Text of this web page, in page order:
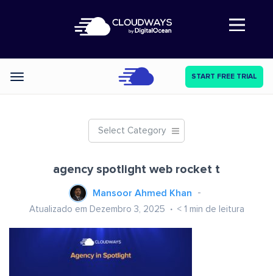
Abre a navegação
Categories START FREE TRIAL
Select Category
agency spotlight web rocket t
Mansoor Ahmed Khan
Atualizado em Dezembro 3, 2025 < 1 min de leitura